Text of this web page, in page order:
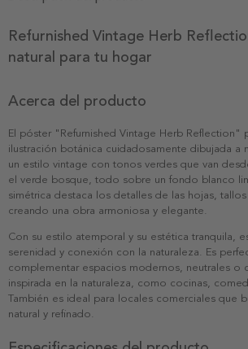
Refurnished Vintage Herb
natural para tu hogar
Acerca del producto
El póster "Refurnished Vintage Herb Reflection"
ilustración botánica cuidadosamente dibujada a
un estilo vintage con tonos verdes que van
el verde bosque, todo sobre un fondo blanco
simétrica destaca los detalles de las hojas,
creando una obra armoniosa y elegante.
Con su estilo atemporal y su estética tranquila,
serenidad y conexión con la naturaleza. Es
complementar espacios modernos, neutrales o
inspirada en la naturaleza, como cocinas,
También es ideal para locales comerciales que
natural y refinado.